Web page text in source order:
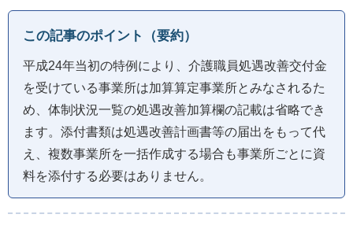
この記事のポイント（要約）
平成24年当初の特例により、介護職員処遇改善交付金
を受けている事業所は加算算定事業所とみなされるた
め、体制状況一覧の処遇改善加算欄の記載は省略でき
ます。添付書類は処遇改善計画書等の届出をもって代
え、複数事業所を一括作成する場合も事業所ごとに資
料を添付する必要はありません。